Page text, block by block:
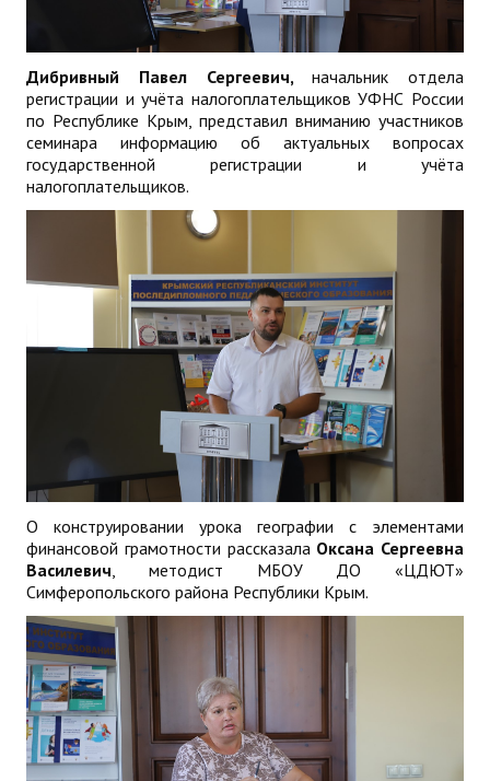
Дибривный Павел Сергеевич,начальник отдела
регистрации и учёта налогоплательщиков УФНС России
по Республике Крым, представил вниманию участников
семинара информацию об актуальных вопросах
государственной регистрации и учёта
налогоплательщиков.
О конструировании урока географии с элементами
финансовой грамотности рассказала Оксана Сергеевна
Василевич , методист МБОУ ДО «ЦДЮТ»
Симферопольского района Республики Крым.